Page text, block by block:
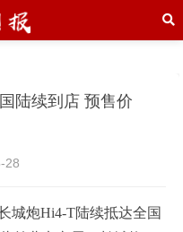
陆续到店 预售价
28
城炮Hi4-T陆续抵达全国